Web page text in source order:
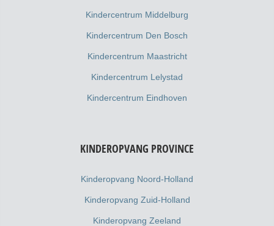
Kindercentrum Middelburg
Kindercentrum Den Bosch
Kindercentrum Maastricht
Kindercentrum Lelystad
Kindercentrum Eindhoven
KINDEROPVANG PROVINCE
Kinderopvang Noord-Holland
Kinderopvang Zuid-Holland
Kinderopvang Zeeland